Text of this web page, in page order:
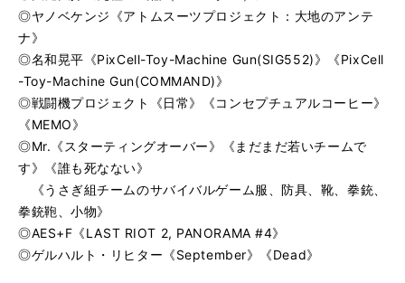
◎ヤノベケンジ《アトムスーツプロジェクト：大地のアンテ
ナ》
◎名和晃平《PixCell-Toy-Machine Gun(SIG552)》《PixCell
-Toy-Machine Gun(COMMAND)》
◎戦闘機プロジェクト《日常》《コンセプチュアルコーヒー》
《MEMO》
◎Mr.《スターティングオーバー》《まだまだ若いチームで
す》《誰も死なない》
《うさぎ組チームのサバイバルゲーム服、防具、靴、拳銃、
拳銃鞄、小物》
◎AES+F《LAST RIOT 2, PANORAMA #4》
◎ゲルハルト・リヒター《September》《Dead》